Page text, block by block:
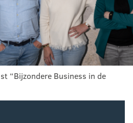
“Bijzondere Business in de